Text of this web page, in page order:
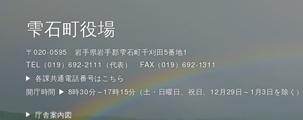
雫石町役場
〒020-0595 岩手県岩手郡雫石町千刈田5番地1
TEL（019）692-2111（代表）
FAX（019）692-1311
各課共通電話番号はこちら
開庁時間 ▶ 8時30分～17時15分（土・日曜日、祝日、12月29日～1月3日を除く）
庁舎案内図